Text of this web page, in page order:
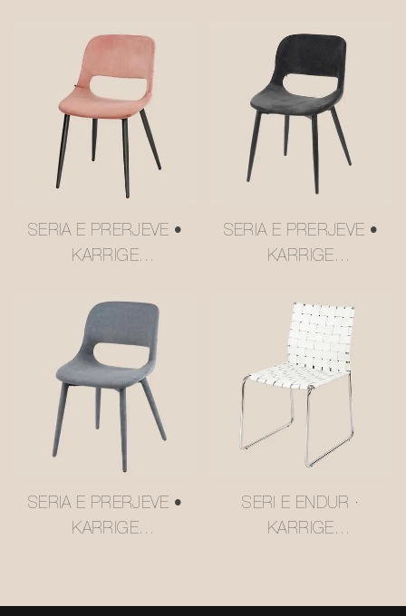
SERIA E PRERJEVE •
KARRIGE
#M2252-2
SERIA E PRERJEVE •
KARRIGE
#M2252-3
SERIA E PRERJEVE •
KARRIGE
SERI E ENDUR ·
KARRIGE
POROSI RRJETE